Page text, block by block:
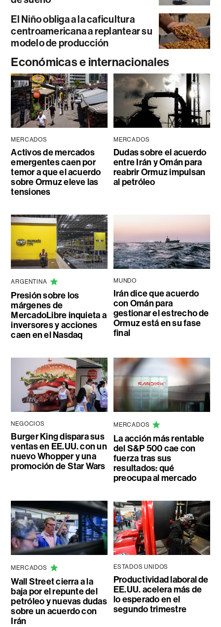
El Niño obliga a la caficultura
centroamericana a replantear su
modelo de producción
Económicas e internacionales
MERCADOS
Activos de mercados
emergentes caen por
temor a que el acuerdo
sobre Ormuz eleve las
tensiones
MERCADOS
Dudas sobre el acuerdo
entre Irán y Omán para
reabrir Ormuz impulsan
al petróleo
ARGENTINA
Presión sobre los
márgenes de
MercadoLibre inquieta a
inversores y acciones
caen en el Nasdaq
MUNDO
Irán dice que acuerdo
con Omán para
gestionar el estrecho de
Ormuz está en su fase
final
NEGOCIOS
Burger King dispara sus
ventas en EE.UU. con un
nuevo Whopper y una
promoción de Star Wars
MERCADOS
La acción más rentable
del S&P 500 cae con
fuerza tras sus
resultados: qué
preocupa al mercado
MERCADOS
Wall Street cierra a la
baja por el repunte del
petróleo y nuevas dudas
sobre un acuerdo con
Irán
ESTADOS UNIDOS
Productividad laboral de
EE.UU. acelera más de
lo esperado en el
segundo trimestre